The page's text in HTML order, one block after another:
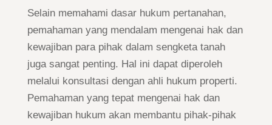
Selain memahami dasar hukum pertanahan,
pemahaman yang mendalam mengenai hak dan
kewajiban para pihak dalam sengketa tanah
juga sangat penting. Hal ini dapat diperoleh
melalui konsultasi dengan ahli hukum properti.
Pemahaman yang tepat mengenai hak dan
kewajiban hukum akan membantu pihak-pihak